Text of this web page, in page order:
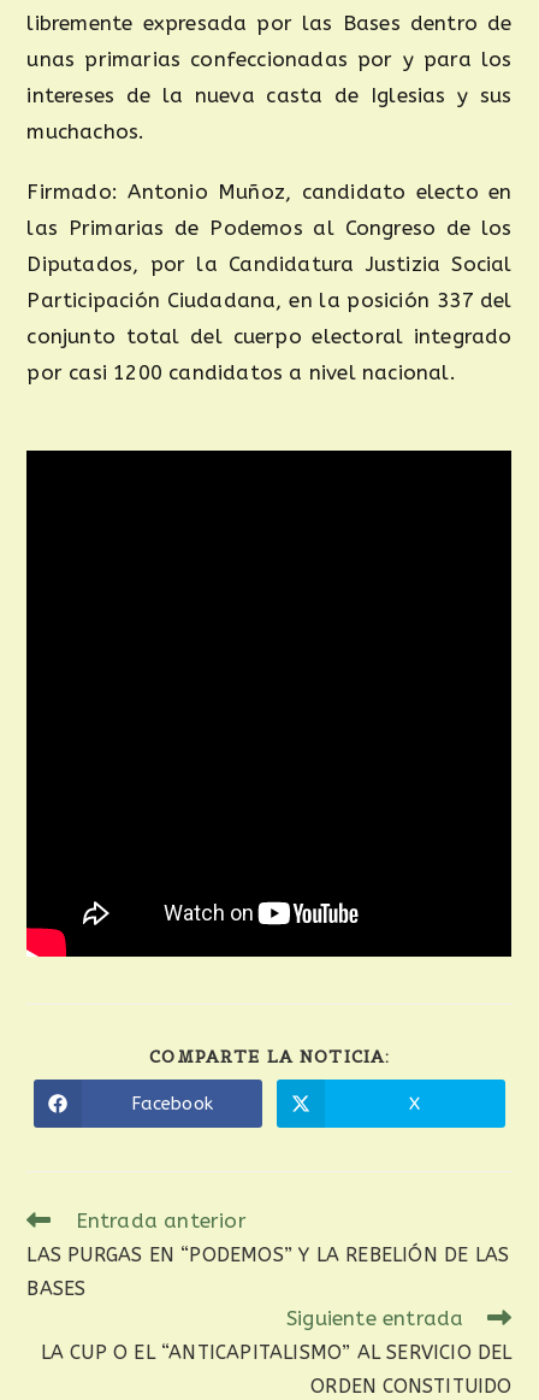
libremente expresada por las Bases dentro de
unas primarias confeccionadas por y para los
intereses de la nueva casta de Iglesias y sus
muchachos.
Firmado: Antonio Muñoz, candidato electo en
las Primarias de Podemos al Congreso de los
Diputados, por la Candidatura Justizia Social
Participación Ciudadana, en la posición 337 del
conjunto total del cuerpo electoral integrado
por casi 1200 candidatos a nivel nacional.
COMPARTE LA NOTICIA:
Facebook X
Entrada anterior
LAS PURGAS EN “PODEMOS” Y LA REBELIÓN DE LAS
BASES
Siguiente entrada
LA CUP O EL “ANTICAPITALISMO” AL SERVICIO DEL
ORDEN CONSTITUIDO